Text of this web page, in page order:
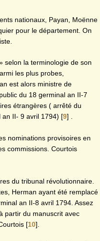
nationaux, Payan, Moënne
pour le département. On
selon la terminologie de son
les plus probes,
est alors ministre de
du 18 germinal an II-7
étrangères ( arrêté du
II- 9 avril 1794) [9] .
nominations provisoires en
commissions. Courtois
du tribunal révolutionnaire.
Herman ayant été remplacé
an II-8 avril 1794. Assez
partir du manuscrit avec
[10]